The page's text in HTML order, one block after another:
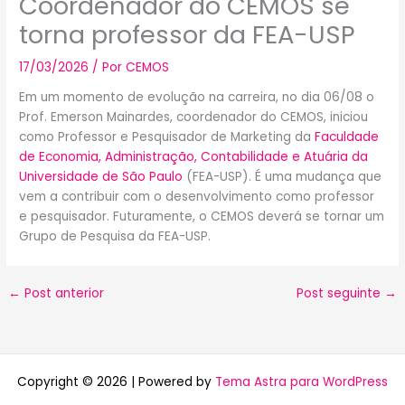
torna professor da FEA-USP
17/03/2026 / PorCEMOS
Em um momento de evolução na carreira, no dia 06/08 o
Prof. Emerson Mainardes, coordenador do CEMOS, iniciou
como Professor e Pesquisador de Marketing daFaculdade
de Economia, Administração, Contabilidade e Atuária da
Universidade de São Paulo (FEA-USP). É uma mudança que
vem a contribuir com o desenvolvimento como professor
e pesquisador. Futuramente, o CEMOS deverá se tornar um
Grupo de Pesquisa da FEA-USP.
← Post anterior Post seguinte →
Copyright © 2026 | Powered by Tema Astra para WordPress